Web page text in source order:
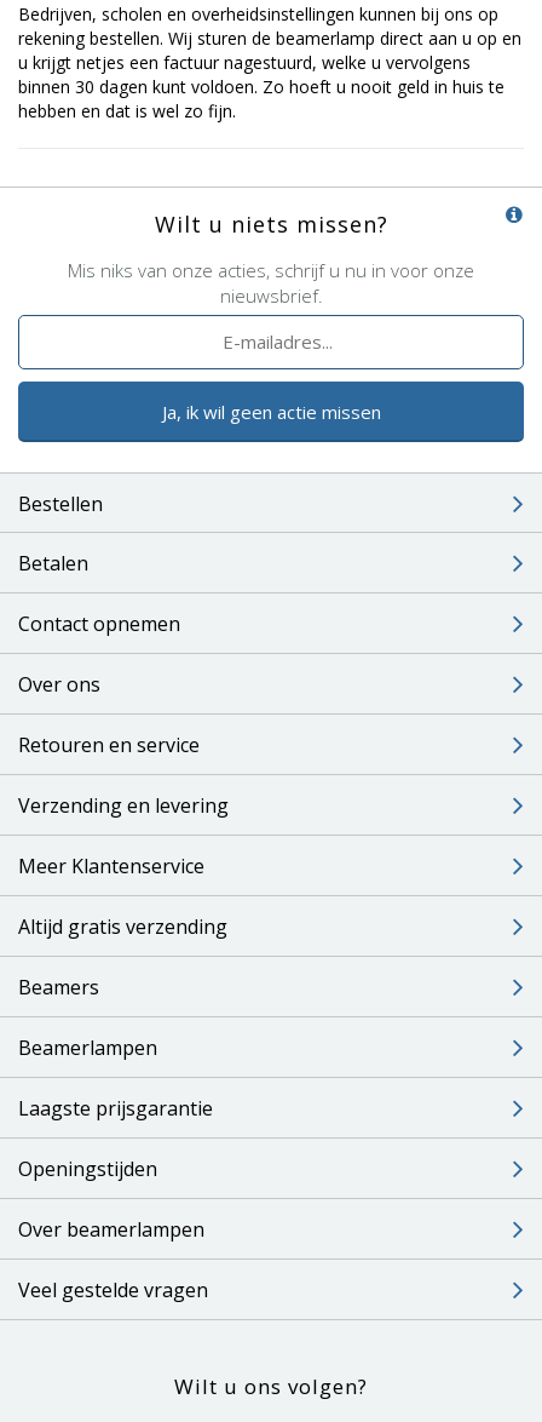
Bedrijven, scholen en overheidsinstellingen kunnen bij ons op
rekening bestellen. Wij sturen de beamerlamp direct aan u op en
u krijgt netjes een factuur nagestuurd, welke u vervolgens
binnen 30 dagen kunt voldoen. Zo hoeft u nooit geld in huis te
hebben en dat is wel zo fijn.
Wilt u niets missen?
Mis niks van onze acties, schrijf u nu in voor onze
nieuwsbrief.
Ja, ik wil geen actie missen
Bestellen
Betalen
Contact opnemen
Over ons
Retouren en service
Verzending en levering
Meer Klantenservice
Altijd gratis verzending
Beamers
Beamerlampen
Laagste prijsgarantie
Openingstijden
Over beamerlampen
Veel gestelde vragen
Wilt u ons volgen?